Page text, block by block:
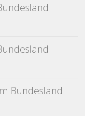
Bundesland